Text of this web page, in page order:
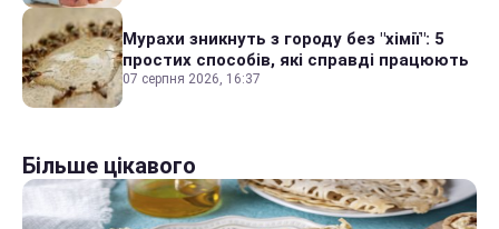
Мурахи зникнуть з городу без "хімії": 5
простих способів, які справді працюють
07 серпня 2026, 16:37
Більше цікавого